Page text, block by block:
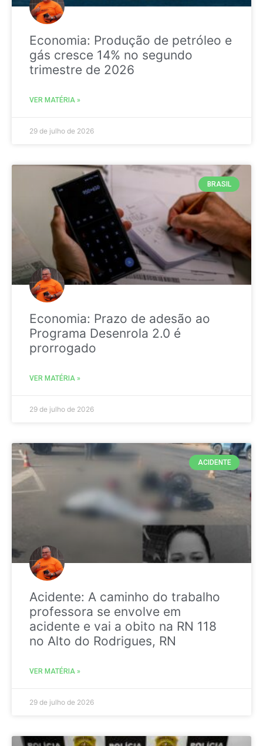
Economia: Produção de petróleo e
gás cresce 14% no segundo
trimestre de 2026
VER MATÉRIA »
29 de julho de 2026
BRASIL
Economia: Prazo de adesão ao
Programa Desenrola 2.0 é
prorrogado
VER MATÉRIA »
29 de julho de 2026
ACIDENTE
Acidente: A caminho do trabalho
professora se envolve em
acidente e vai a obito na RN 118
no Alto do Rodrigues, RN
VER MATÉRIA »
29 de julho de 2026